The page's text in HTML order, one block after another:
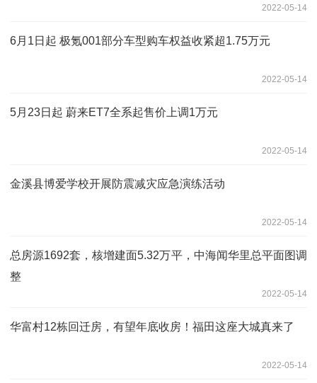
2022-05-14
6月1日起 极氪001部分车型购车权益收紧超1.75万元
2022-05-14
5月23日起 蔚来ET7全系起售价上调1万元
2022-05-14
金溪县博爱学校开展防震减灾应急演练活动
2022-05-14
总房源1692套，核增建面5.32万平，中海闻华里总平面图调
整
2022-05-14
华富村12栋回迁房，有望年底收房！福田这座大城真来了
2022-05-14